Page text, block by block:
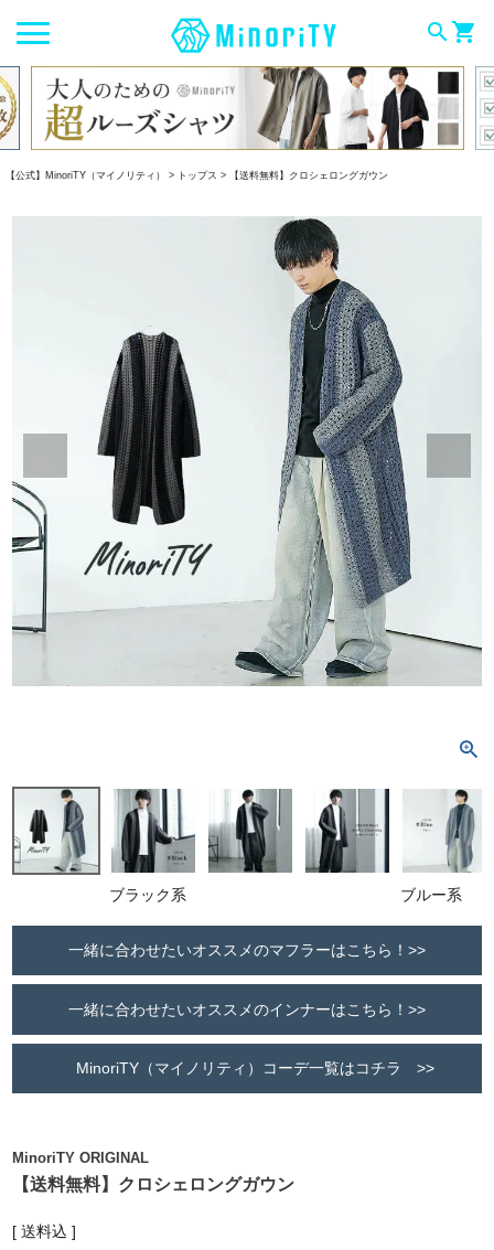
searchshopping_cart
【公式】MinoriTY（マイノリティ） トップス 【送料無料】クロシェロングガウン
ブラック系 ブルー系
一緒に合わせたいオススメのマフラーはこちら！>>
一緒に合わせたいオススメのインナーはこちら！>>
MinoriTY（マイノリティ）コーデ一覧はコチラ >>
MinoriTY ORIGINAL
【送料無料】クロシェロングガウン
送料込